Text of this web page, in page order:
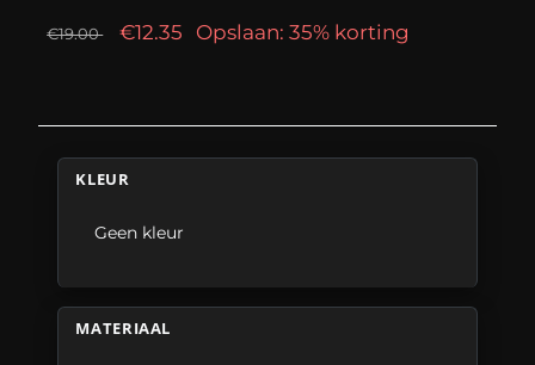
€19.00 €12.35 Opslaan: 35% korting
KLEUR
Geen kleur
MATERIAAL